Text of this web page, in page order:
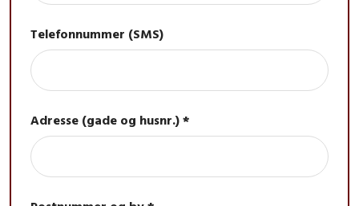
Telefonnummer (SMS)
Adresse (gade og husnr.) *